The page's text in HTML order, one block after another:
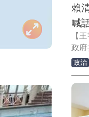
賴
喊
【
政
元
上
加
政治